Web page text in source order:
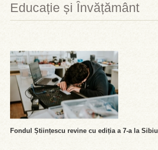
Educație și Învățământ
Fondul Științescu revine cu ediția a 7-a la Sibiu